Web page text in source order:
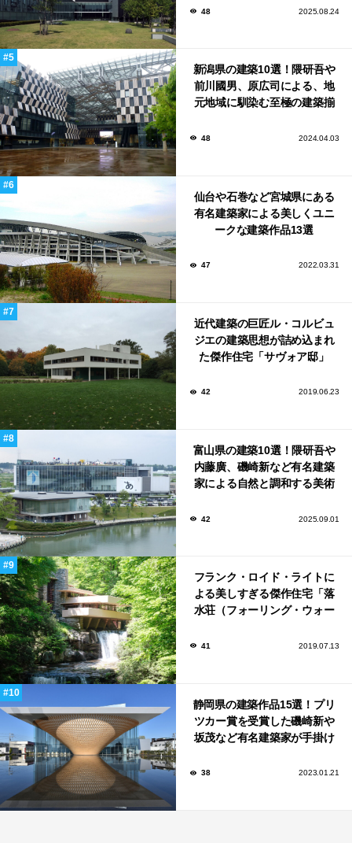
48 2025.08.24
新潟県の建築10選！隈研吾や
前川國男、原広司による、地
元地域に馴染む至極の建築揃
48 2024.04.03
仙台や石巻など宮城県にある
有名建築家による美しくユニ
ークな建築作品13選
47 2022.03.31
近代建築の巨匠ル・コルビュ
ジエの建築思想が詰め込まれ
た傑作住宅「サヴォア邸」
42 2019.06.23
富山県の建築10選！隈研吾や
内藤廣、磯崎新など有名建築
家による自然と調和する美術
42 2025.09.01
フランク・ロイド・ライトに
よる美しすぎる傑作住宅「落
水荘（フォーリング・ウォー
41 2019.07.13
静岡県の建築作品15選！プリ
ツカー賞を受賞した磯崎新や
坂茂など有名建築家が手掛け
38 2023.01.21